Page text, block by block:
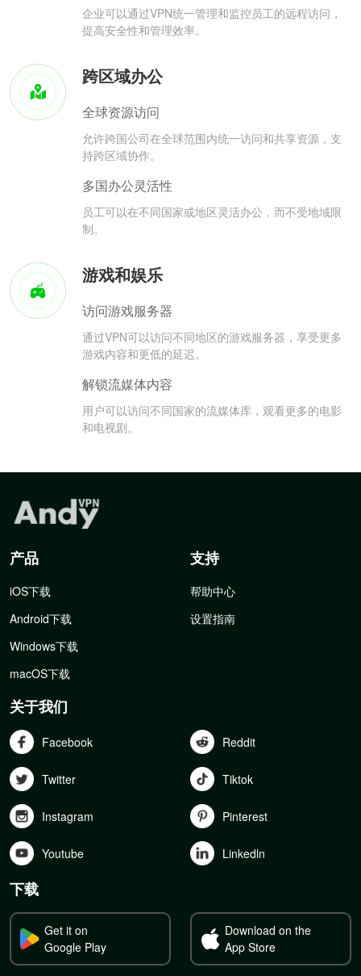
企业可以通过VPN统一管理和监控员工的远程访问，
提高安全性和管理效率。
跨区域办公
全球资源访问
允许跨国公司在全球范围内统一访问和共享资源，支
持跨区域协作。
多国办公灵活性
员工可以在不同国家或地区灵活办公，而不受地域限
制。
游戏和娱乐
访问游戏服务器
通过VPN可以访问不同地区的游戏服务器，享受更多
游戏内容和更低的延迟。
解锁流媒体内容
用户可以访问不同国家的流媒体库，观看更多的电影
和电视剧。
产品
iOS下载
Android下载
Windows下载
macOS下载
支持
帮助中心
设置指南
关于我们
Facebook Reddit
Twitter Tiktok
Instagram Pinterest
Youtube Linkedln
下载
Get it on
Google Play
Download on the
App Store